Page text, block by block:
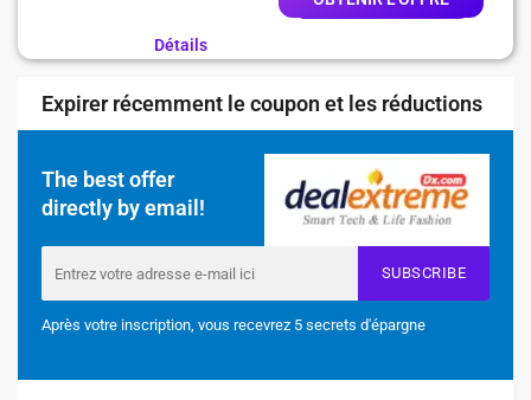
Détails
Expirer récemment le coupon et les réductions
The best offer
directly by email!
SUBSCRIBE
Après votre inscription, vous recevrez 5 secrets d'épargne